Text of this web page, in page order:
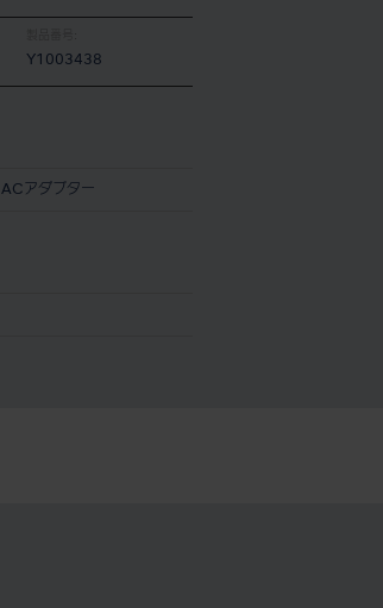
Y1003438
ACアダプター